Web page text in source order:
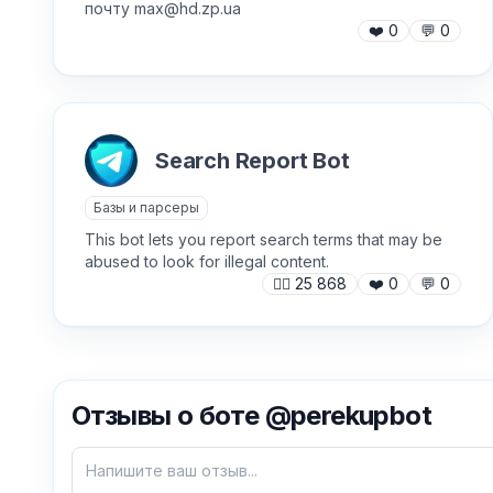
почту max@hd.zp.ua
❤️ 0 💬 0
Search Report Bot
Базы и парсеры
This bot lets you report search terms that may be
abused to look for illegal content.
🙍‍♂️ 25 868 ❤️ 0 💬 0
Отзывы о боте @perekupbot